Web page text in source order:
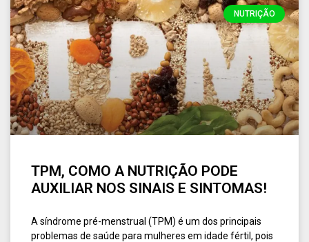
NUTRIÇÃO
TPM, COMO A NUTRIÇÃO PODE
AUXILIAR NOS SINAIS E SINTOMAS!
A síndrome pré-menstrual (TPM) é um dos principais
problemas de saúde para mulheres em idade fértil, pois